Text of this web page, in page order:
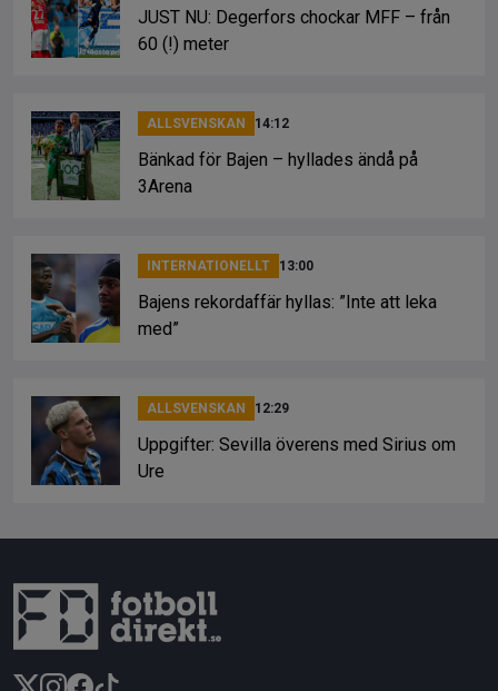
JUST NU: Degerfors chockar MFF – från
60 (!) meter
ALLSVENSKAN 14:12
Bänkad för Bajen – hyllades ändå på
3Arena
INTERNATIONELLT 13:00
Bajens rekordaffär hyllas: ”Inte att leka
med”
ALLSVENSKAN 12:29
Uppgifter: Sevilla överens med Sirius om
Ure